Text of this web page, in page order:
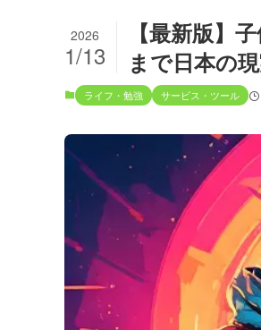
【最新版】
まで日本の
2026
1/13
ライフ・勉強 サービス・ツール